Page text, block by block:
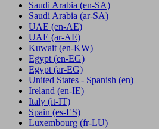
Saudi Arabia (en-SA)
Saudi Arabia (ar-SA)
UAE (en-AE)
UAE (ar-AE)
Kuwait (en-KW)
Egypt (en-EG)
Egypt (ar-EG)
United States - Spanish (en)
Ireland (en-IE)
Italy (it-IT)
Spain (es-ES)
Luxembourg (fr-LU)